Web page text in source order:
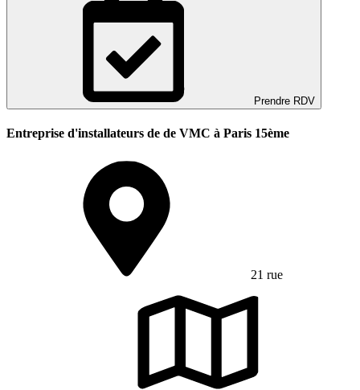
Prendre RDV
Entreprise d'installateurs de de VMC à Paris 15ème
21 rue